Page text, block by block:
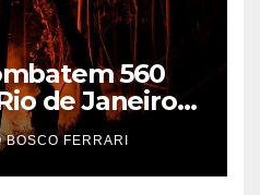
560
de Janeiro
BOSCO FERRARI